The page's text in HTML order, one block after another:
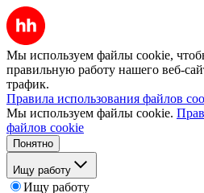
Мы используем файлы cookie,
правильную работу нашего веб-
трафик.
Правила использования файлов
Мы используем файлы cookie.
файлов cookie
Понятно
Ищу работу
Ищу работу